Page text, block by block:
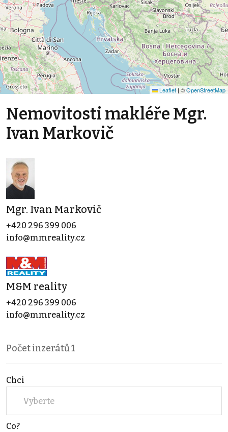
Leaflet | ©OpenStreetMap
Nemovitosti makléře Mgr.
Ivan Markovič
Mgr. Ivan Markovič
+420 296 399 006
info@mmreality.cz
M&M reality
+420 296 399 006
info@mmreality.cz
Počet inzerátů1
Chci
Vyberte
Co?